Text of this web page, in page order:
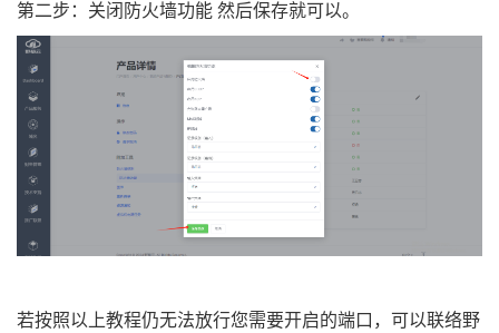
第二步：关闭防火墙功能 然后保存就可以。
若按照以上教程仍无法放行您需要开启的端口，可以联络野